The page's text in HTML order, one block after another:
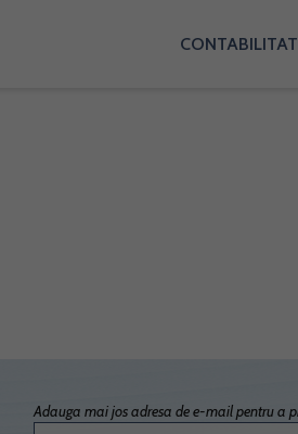
Adauga mai jos adresa de e-mail pentru a